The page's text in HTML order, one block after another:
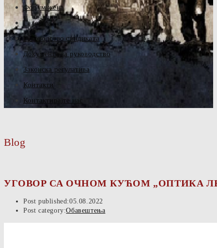
Форум жена
Галерија
Руководство синдиката
Документа за руководство
Законска регулатива
Контакти
Контактирајте нас
Blog
УГОВОР СА ОЧНОМ КУЋОМ „ОПТИКА
Post published:05.08.2022
Post category:Обавештења